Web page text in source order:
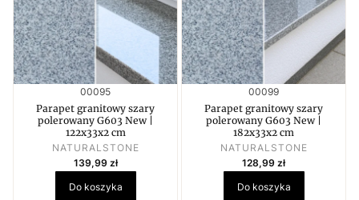
Kod produktu
00095
Parapet granitowy szary
polerowany G603 New |
122x33x2 cm
PRODUCENT
NATURALSTONE
Cena
139,99 zł
Do koszyka
Kod produktu
00099
Parapet granitowy szary
polerowany G603 New |
182x33x2 cm
PRODUCENT
NATURALSTONE
Cena
128,99 zł
Do koszyka